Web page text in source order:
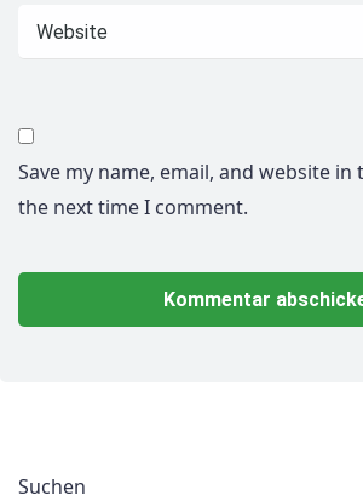
Save my name, email, and website
the next time I comment.
Suchen